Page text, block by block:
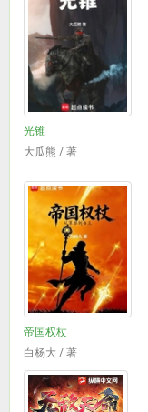
光锥
大瓜熊 / 著
帝国权杖
白杨大 / 著